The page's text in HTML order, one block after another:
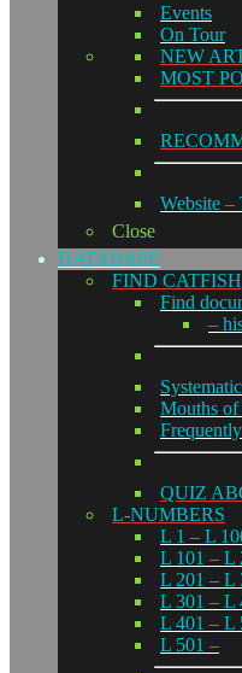
Events
On Tour
NEW
MOST
Website –
Close
DATABASE
FIND CATFISH
Find
–
Mouths of
QUIZ
L-NUMBERS
L 1 – L
L 101 – L
L 201 – L
L 301 – L
L 401 – L
L 501 –